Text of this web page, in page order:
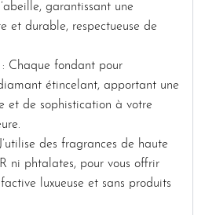
garantissant une
et durable, respectueuse de
Chaque fondant pour
étincelant, apportant une
et de sophistication à votre
des fragrances de haute
ni phtalates, pour vous offrir
luxueuse et sans produits